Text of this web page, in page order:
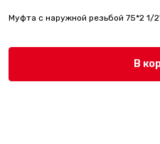
Муфта с наружной резьбой 75*2 1/
В